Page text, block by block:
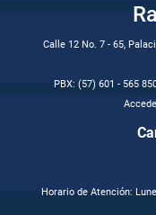
Calle 12 No. 7 - 65,
PBX: (57) 601 - 565
Horario de Atención: